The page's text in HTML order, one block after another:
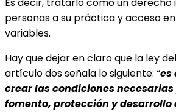
personas a su práctica y acceso
variables.
Hay que dejar en claro que la ley
artículo dos señala lo siguiente: “es
crear las condiciones
fomento, protección y